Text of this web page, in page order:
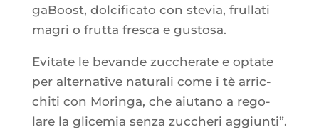
ga­Boost, dol­ci­fi­ca­to con ste­via, frul­la­ti
magri o frut­ta fres­ca e gustosa.
Evi­tate le bevande zuc­che­rate e optate
per alter­na­tive natu­ra­li come i tè arric­
chi­ti con Morin­ga, che aiu­ta­no a rego­
lare la gli­ce­mia sen­za zuc­che­ri aggiunti”.